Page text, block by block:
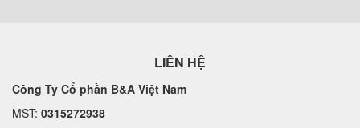
LIÊN HỆ
Công Ty Cổ phần B&A Việt Nam
MST: 0315272938